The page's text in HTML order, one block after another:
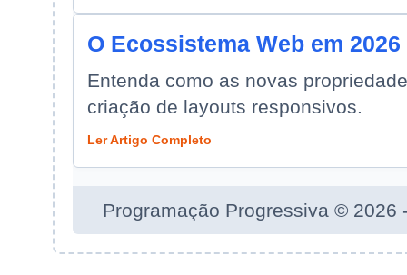
O Ecossistema Web em 2026
Entenda como as novas
criação de layouts responsivos.
Ler Artigo Completo
Programação Progressiva © 2026